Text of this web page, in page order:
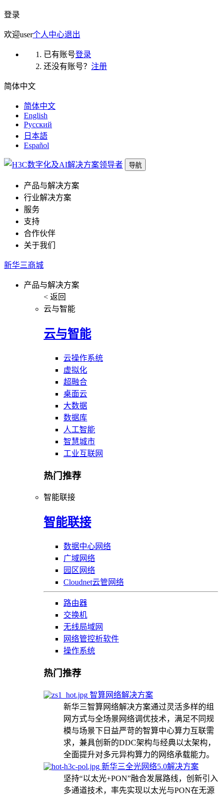
登录
欢迎user个人中心退出
已有账号登录
还没有账号？ 注册
简体中文
简体中文
English
Русский
日本語
Español
导航
产品与解决方案
行业解决方案
服务
支持
合作伙伴
关于我们
新华三商城
产品与解决方案
< 返回
云与智能
云与智能
云操作系统
虚拟化
超融合
桌面云
大数据
数据库
人工智能
智慧城市
工业互联网
热门推荐
智能联接
智能联接
数据中心网络
广域网络
园区网络
Cloudnet云管网络
路由器
交换机
无线局域网
网络管控析软件
操作系统
热门推荐
智算网络解决方案
新华三智算网络解决方案通过灵活多样的组
网方式与全场景网络调优技术，满足不同规
模与场景下日益严苛的智算中心算力互联需
求，兼具创新的DDC架构与经典以太架构，
全面提升对多元异构算力的网络承载能力。
新华三全光网络5.0解决方案
坚持“以太光+PON”融合发展路线，创新引入
多通道技术，率先实现以太光与PON在无源